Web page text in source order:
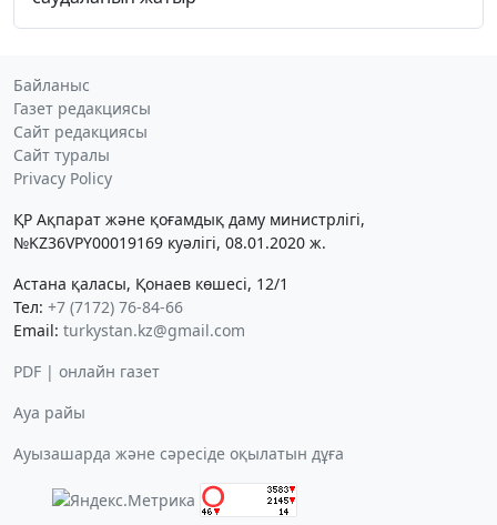
Байланыс
Газет редакциясы
Сайт редакциясы
Сайт туралы
Privacy Policy
ҚР Ақпарат және қоғамдық даму министрлігі,
№KZ36VPY00019169 куәлігі, 08.01.2020 ж.
Астана қаласы, Қонаев көшесі, 12/1
Тел: +7 (7172) 76-84-66
Email: turkystan.kz@gmail.com
PDF | онлайн газет
Ауа райы
Ауызашарда және сәресіде оқылатын дұға